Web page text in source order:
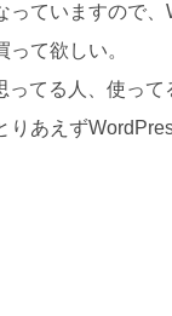
っていますので
て欲しい。
てる人、使っ
あえず